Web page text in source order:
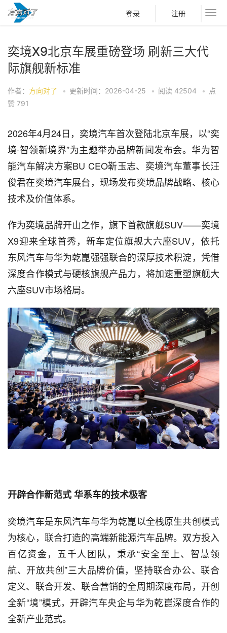
登录 注册
奕境X9北京车展重磅登场 刷新三大代
际旗舰新标准
作者： 方向对了 • 更新时间：2026-04-25 • 阅读 42504 • 点
赞 791
2026年4月24日，奕境汽车首次登陆北京车展，以“奕
境·智领新境界”为主题举办品牌新闻发布会。华为智
能汽车解决方案BU CEO靳玉志、奕境汽车董事长汪
俊君在奕境汽车展台，现场发布奕境品牌战略、核心
技术及价值体系。
作为奕境品牌开山之作，旗下首款旗舰SUV——奕境
X9迎来全球首秀，新车定位旗舰大六座SUV，依托
东风汽车与华为乾崑强强联合的深厚技术积淀，凭借
深度合作模式与硬核旗舰产品力，将加速重塑旗舰大
六座SUV市场格局。
开辟合作新范式 华系车的技术极客
奕境汽车是东风汽车与华为乾崑以全栈原生共创模式
为核心，联合打造的高端新能源汽车品牌。双方投入
百亿资金，五千人团队，秉承“安全至上、智慧领
航、开放共创”三大品牌价值，坚持联合办公、联合
定义、联合开发、联合营销的全周期深度布局，开创
全新“境”模式，开辟汽车央企与华为乾崑深度合作的
全新产业范式。